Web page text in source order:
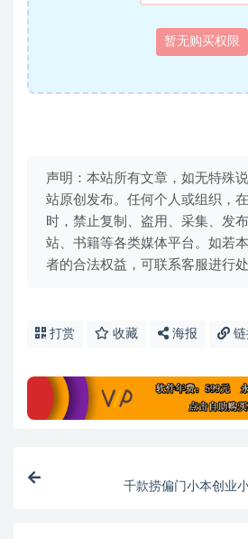
暂无购买权限
声明：本站所有文章，如无特殊
站原创发布。任何个人或组织，
时，禁止复制、盗用、采集、发
站、书籍等各类媒体平台。如若
者的合法权益，可联系客服进行处
打赏 收藏 海报
千款捞偏门小本创业